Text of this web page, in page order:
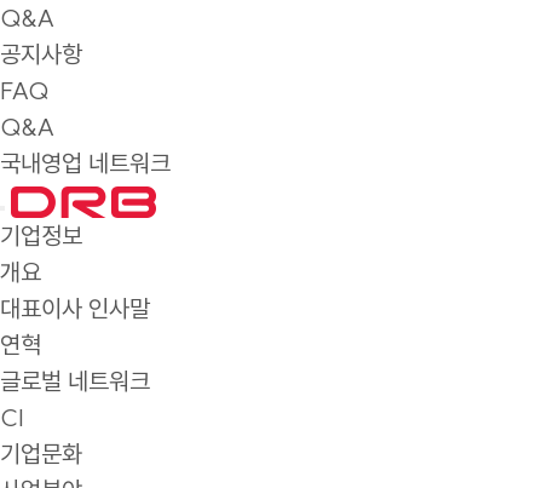
Q&A
공지사항
FAQ
Q&A
국내영업 네트워크
기업정보
개요
대표이사 인사말
연혁
글로벌 네트워크
CI
기업문화